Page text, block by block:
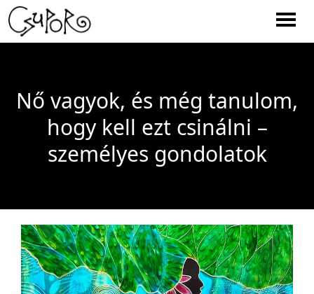
Nő vagyok, és még tanulom,
hogy kell ezt csinálni –
személyes gondolatok